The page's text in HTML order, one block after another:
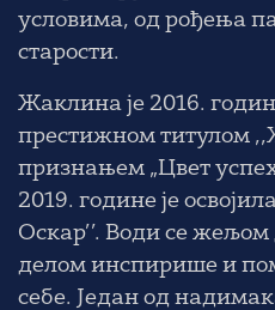
условима, од рођења
старости.
Жаклина је 2016.
престижном титулом
признањем „Цвет
2019. године је
Оскар’’. Води се
делом инспирише и
себе. Један од